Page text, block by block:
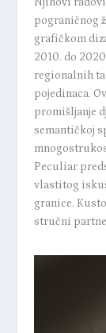
Njihovi
pograničnog
grafičkom
2010. do
regionalnih
pojedinaca.
promišljanje
semantičkoj
Peculiar
vlastitog
granice.
stručni